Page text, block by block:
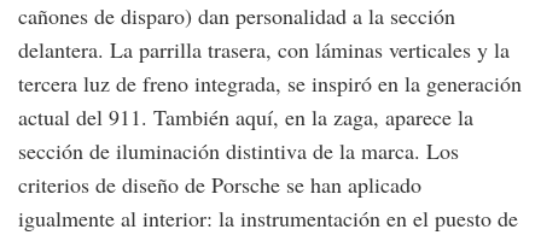
cañones de disparo) dan personalidad a la sección
delantera. La parrilla trasera, con láminas verticales y la
tercera luz de freno integrada, se inspiró en la generación
actual del 911. También aquí, en la zaga, aparece la
sección de iluminación distintiva de la marca. Los
criterios de diseño de Porsche se han aplicado
igualmente al interior: la instrumentación en el puesto de